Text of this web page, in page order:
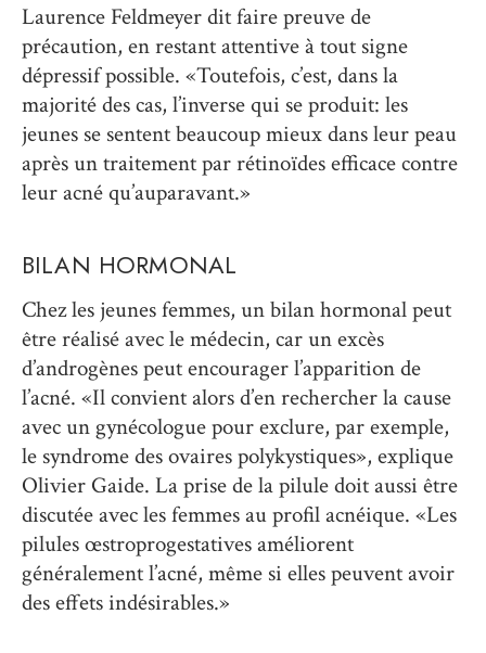
Laurence Feldmeyer dit faire preuve de
précaution, en restant attentive à tout signe
dépressif possible. «Toutefois, c’est, dans la
majorité des cas, l’inverse qui se produit: les
jeunes se sentent beaucoup mieux dans leur peau
après un traitement par rétinoïdes efficace contre
leur acné qu’auparavant.»
BILAN HORMONAL
Chez les jeunes femmes, un bilan hormonal peut
être réalisé avec le médecin, car un excès
d’androgènes peut encourager l’apparition de
l’acné. «Il convient alors d’en rechercher la cause
avec un gynécologue pour exclure, par exemple,
le syndrome des ovaires polykystiques», explique
Olivier Gaide. La prise de la pilule doit aussi être
discutée avec les femmes au profil acnéique. «Les
pilules œstroprogestatives améliorent
généralement l’acné, même si elles peuvent avoir
des effets indésirables.»